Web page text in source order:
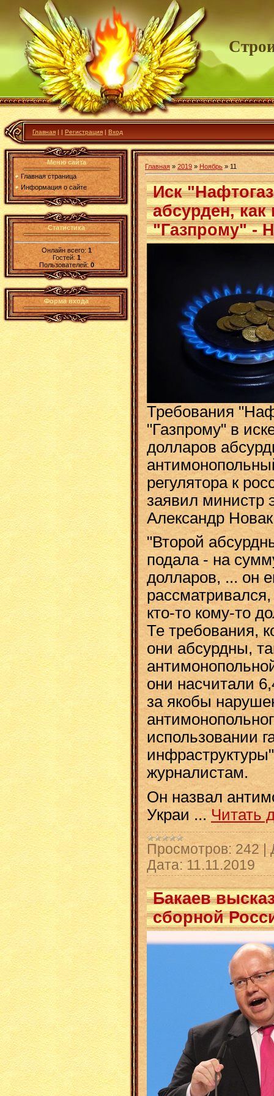
Главная | | Регистрация | Вход
Меню сайта
Главная страница
Информация о сайте
Статистика
Онлайн всего:1
Гостей:1
Пользователей: 0
Форма входа
Главная » 2019 » Ноябрь » 11
Иск
абсурден,
"Газпрому" -
Требования
"Газпрому" в
долларов
регулятора к
заявил министр
Александр
"Второй
подала - на
долларов, ​​​... он
кто-то кому-то
Те требования,
они абсурдны,
они насчитали
за якобы
использовании
журналистам.
Он назвал
Украи ...Читать
Просмотров: 242 |
Дата: 11.11.2019
Бакаев
сборной